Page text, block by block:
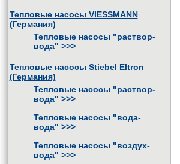
Тепловые насосы VIESSMANN
(Германия)
Тепловые насосы "раствор-
вода" >>>
Тепловые насосы Stiebel Eltron
(Германия)
Тепловые насосы "раствор-
вода" >>>
Тепловые насосы "вода-
вода" >>>
Тепловые насосы "воздух-
вода" >>>